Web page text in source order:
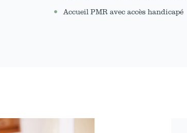
Accueil PMR avec accès handicapé